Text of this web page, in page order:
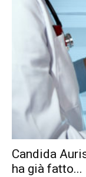
Candida
ha già fatto...